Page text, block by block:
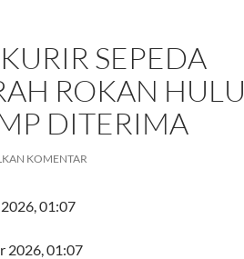
SEPEDA
ROKAN HULU
DITERIMA
KOMENTAR
01:07
2026, 01:07